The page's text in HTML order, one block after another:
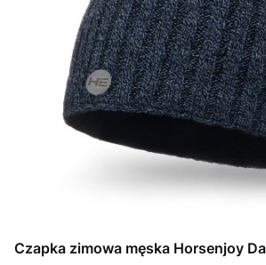
Czapka zimowa męska Horsenjoy